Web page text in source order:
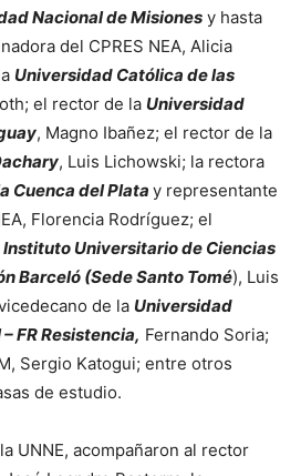
Nacional de Misiones y hasta
del CPRES NEA, Alicia
Universidad Católica de las
el rector de la Universidad
, Magno Ibañez; el rector de la
, Luis Lichowski; la rectora
Cuenca del Plata y representante
Florencia Rodríguez; el
Instituto Universitario de Ciencias
Barceló (Sede Santo Tomé), Luis
de la Universidad
FR Resistencia, Fernando Soria;
Sergio Katogui; entre otros
de estudio.
UNNE, acompañaron al rector